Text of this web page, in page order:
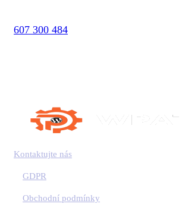
607 300 484
Kontaktujte nás
GDPR
Obchodní podmínky